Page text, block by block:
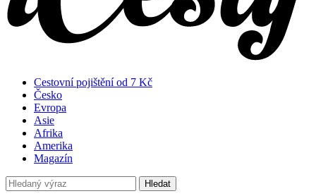
Cestovní pojištění od 7 Kč
Česko
Evropa
Asie
Afrika
Amerika
Magazín
Hledat